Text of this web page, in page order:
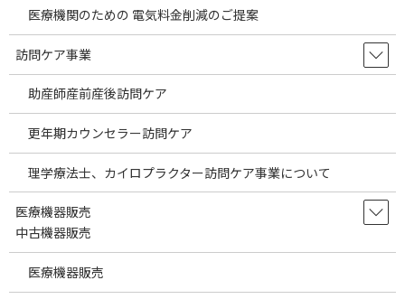
弊社は日本において医療コンサルティング（医師規開業支援、病
院・診療所経営支援、Ｍ＆A)、医療機器販売業、人材事業などを
行っております。
医療事業輸出、医療機器販売、人材事業、Ｍ＆Aなど様々な事業も
そして、弊社ではモンゴルへの医療事業の輸出を計画しておりま
す。ではモンゴルはどのような国であるか簡単にご案内します。
モンゴルは東アジア北部に位置する内陸国家で人口は約３５０万
なく年間降水量は日本の平均の1/4程度しかないため「青空の国」
医療機関のための 電気料金削減のご提案
訪問ケア事業
助産師産前産後訪問ケア
更年期カウンセラー訪問ケア
理学療法士、カイロプラクター訪問ケア事業について
医療機器販売
中古機器販売
医療機器販売